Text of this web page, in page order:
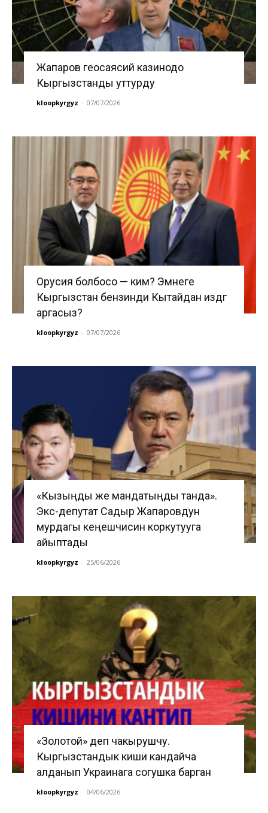
Жапаров геосаясий казинодо
Кыргызстанды уттурду
kloopkyrgyz - 07/07/2026
Орусия болбосо — ким? Эмнеге
Кыргызстан бензинди Кытайдан издөөгө
аргасыз?
kloopkyrgyz - 07/07/2026
«Кызыңды же мандатыңды танда».
Экс-депутат Садыр Жапаровдун
мурдагы кеңешчисин коркутууга
айыптады
kloopkyrgyz - 25/06/2026
«Золотой» деп чакырушчу.
Кыргызстандык киши кандайча
алданып Украинага согушка барган
kloopkyrgyz - 04/06/2026